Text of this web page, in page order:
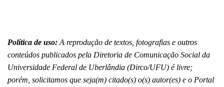
Política de uso: A reprodução de textos, fotografias e outros
conteúdos publicados pela Diretoria de Comunicação Social da
Universidade Federal de Uberlândia (Dirco/UFU) é livre;
porém, solicitamos que seja(m) citado(s) o(s) autor(es) e o Portal